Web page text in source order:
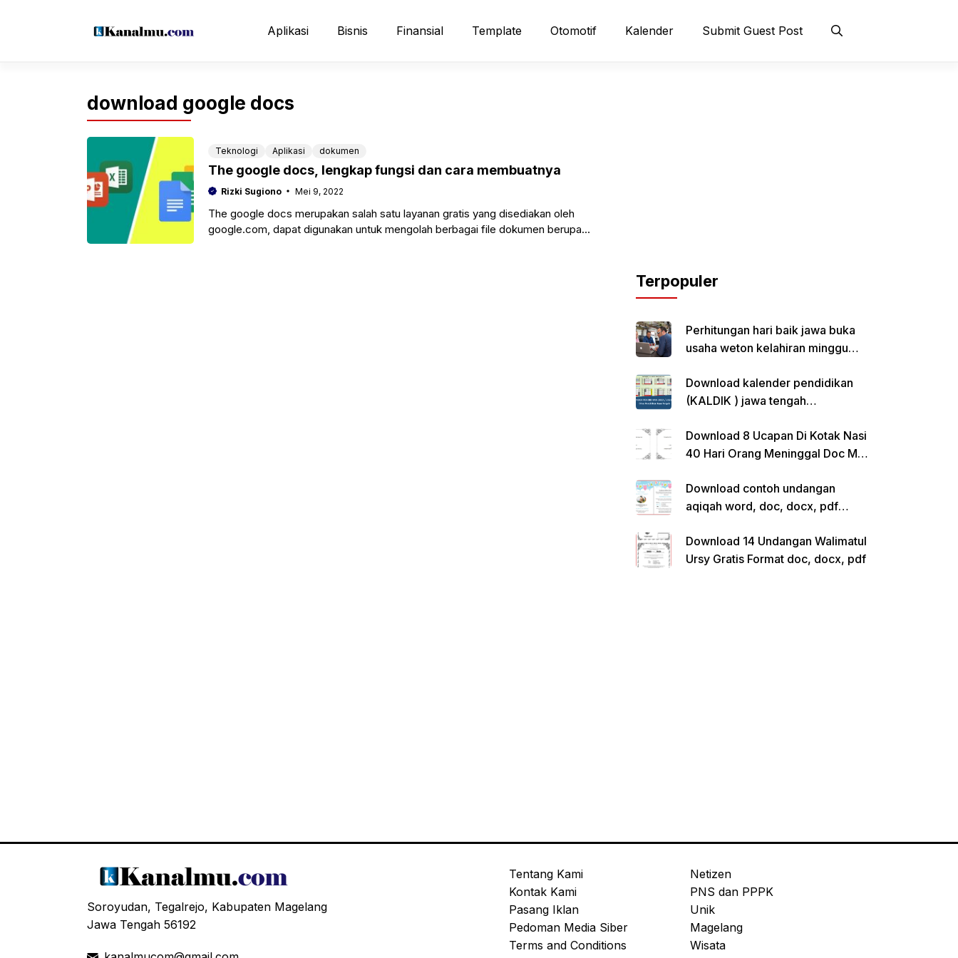
Aplikasi Bisnis Finansial Template Otomotif Kalender Submit Guest Post
download google docs
Teknologi Aplikasi dokumen
The google docs, lengkap fungsi dan cara membuatnya
Rizki Sugiono Mei 9, 2022
The google docs merupakan salah satu layanan gratis yang disediakan oleh
google.com, dapat digunakan untuk mengolah berbagai file dokumen berupa
Terpopuler
Perhitungan hari baik jawa buka
usaha weton kelahiran minggu
Download kalender pendidikan
(KALDIK ) jawa tengah
Download 8 Ucapan Di Kotak Nasi
40 Hari Orang Meninggal Doc Ms.
Download contoh undangan
aqiqah word, doc, docx, pdf
Download 14 Undangan Walimatul
Ursy Gratis Format doc, docx, pdf
Soroyudan, Tegalrejo, Kabupaten Magelang
Jawa Tengah 56192
Tentang Kami
Kontak Kami
Pasang Iklan
Pedoman Media Siber
Terms and Conditions
Netizen
PNS dan PPPK
Unik
Magelang
Wisata